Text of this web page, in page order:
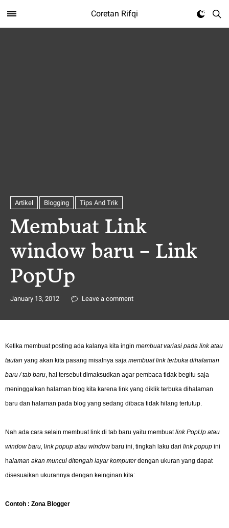
Coretan Rifqi
Artikel Blogging Tips And Trik
Membuat Link
window baru – Link
PopUp
January 13, 2012 Leave a comment
Ketika membuat posting ada kalanya kita ingin membuat variasi pada link atau
tautan yang akan kita pasang misalnya saja membuat link terbuka dihalaman
baru / tab baru, hal tersebut dimaksudkan agar pembaca tidak begitu saja
meninggalkan halaman blog kita karena link yang diklik terbuka dihalaman
baru dan halaman pada blog yang sedang dibaca tidak hilang tertutup.
Nah ada cara selain membuat link di tab baru yaitu membuatlink PopUp atau
window baru, ink popup atau window baru ini, tingkah laku dari link popup ini
halaman akan muncul ditengah layar komputerdengan ukuran yang dapat
disesuaikan ukurannya dengan keinginan kita:
Contoh : Zona Blogger